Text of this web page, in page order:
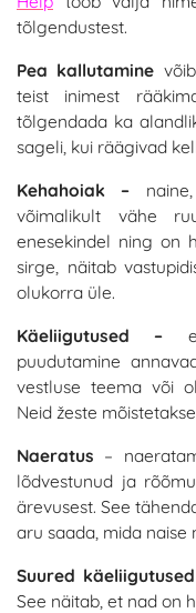
tõlgendustest.
Pea kallutamine
teist inimest
tõlgendada ka
sageli, kui räägivad
Kehahoiak –
võimalikult vähe
enesekindel ning on
sirge, näitab
olukorra üle.
Käeliigutused –
puudutamine
vestluse teema või
Neid žeste
Naeratus –
lõdvestunud ja
ärevusest. See
aru saada, mida naise
Suured käeliigutused
See näitab, et nad on